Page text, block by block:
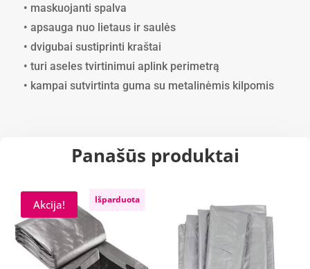
90g.kv/m
• maskuojanti spalva
• apsauga nuo lietaus ir saulės
• dvigubai sustiprinti kraštai
• turi aseles tvirtinimui aplink perimetrą
• kampai sutvirtinta guma su metalinėmis kilpomis
Panašūs produktai
Akcija! Išparduota